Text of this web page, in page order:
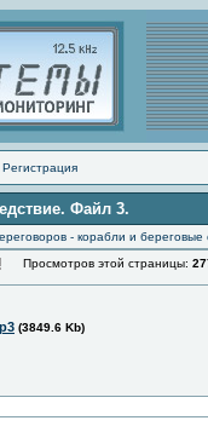
Регистрация
Файл 3.
- корабли и береговые
Просмотров этой страницы:
(3849.6 Kb)